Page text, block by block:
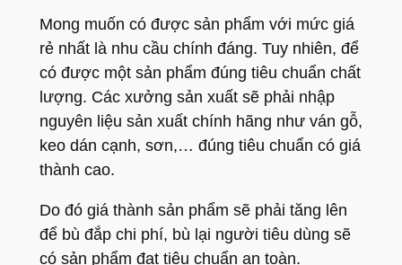
Mong muốn có được sản phẩm với mức giá
rẻ nhất là nhu cầu chính đáng. Tuy nhiên, để
có được một sản phẩm đúng tiêu chuẩn chất
lượng. Các xưởng sản xuất sẽ phải nhập
nguyên liệu sản xuất chính hãng như ván gỗ,
keo dán cạnh, sơn,… đúng tiêu chuẩn có giá
thành cao.
Do đó giá thành sản phẩm sẽ phải tăng lên
để bù đắp chi phí, bù lại người tiêu dùng sẽ
có sản phẩm đạt tiêu chuẩn an toàn.